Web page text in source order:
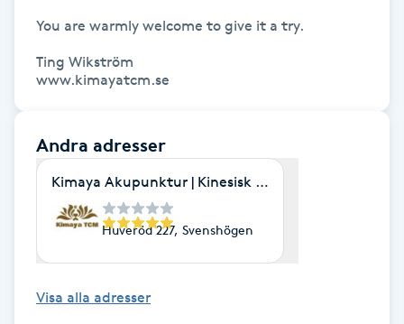
Koppningsmassage
Kosmetisk tatuering
Kroppsinpackning
Kroppspeeling
You are warmly welcome to give it a try.
Ting Wikström
www.kimayatcm.se
Andra adresser
Kimaya Akupunktur | Kinesisk örtbehandling |
Huveröd 227, Svenshögen
Visa alla adresser